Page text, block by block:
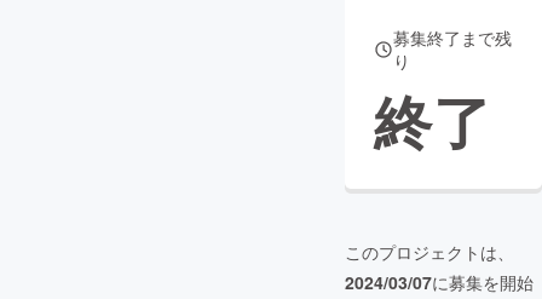
募集終了まで残
り
終了
このプロジェクトは、
2024/03/07に募集を開始